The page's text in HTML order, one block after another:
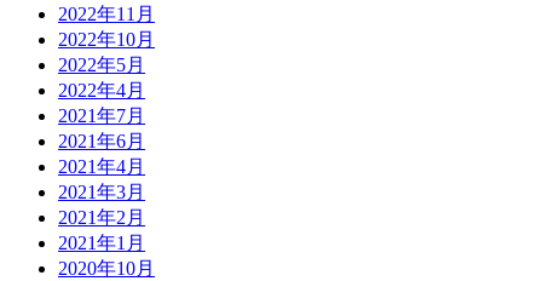
2022年11月
2022年10月
2022年5月
2022年4月
2021年7月
2021年6月
2021年4月
2021年3月
2021年2月
2021年1月
2020年10月